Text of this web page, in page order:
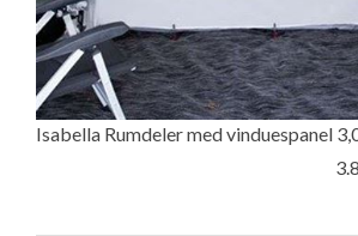
Isabella Rumdeler med vinduespanel